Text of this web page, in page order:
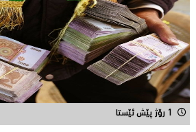
1 رۆژ پێش ئێستا